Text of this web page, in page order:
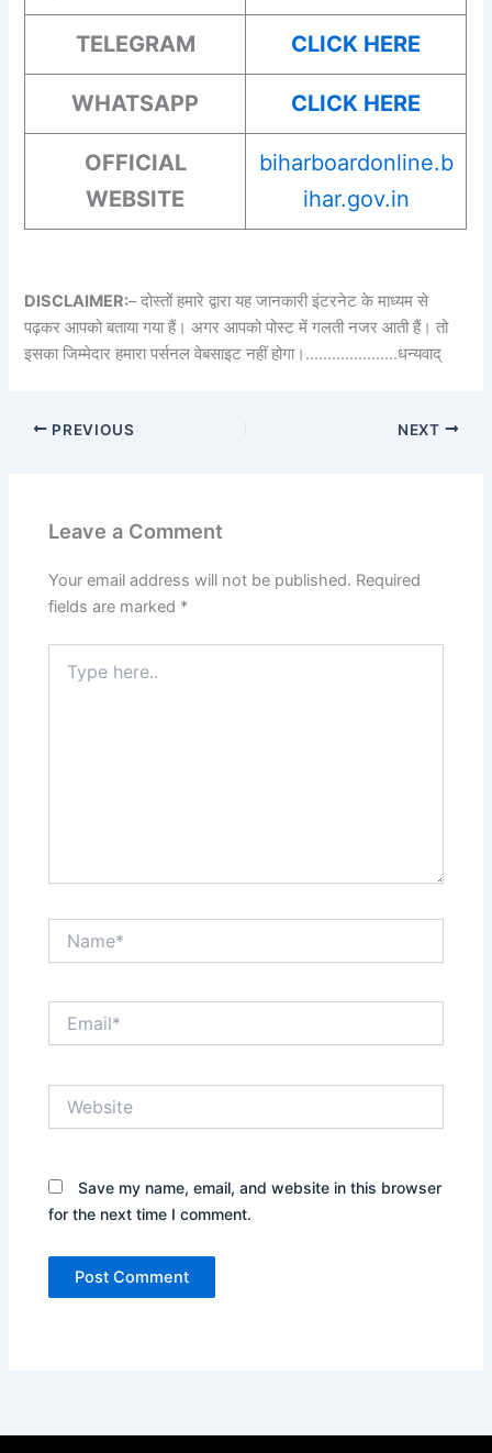
TELEGRAM CLICK HERE
WHATSAPP CLICK HERE
OFFICIAL
WEBSITE
biharboardonline.b
ihar.gov.in
DISCLAIMER:– दोस्तों हमारे द्वारा यह जानकारी इंटरनेट के माध्यम से
पढ़कर आपको बताया गया हैं। अगर आपको पोस्ट में गलती नजर आती हैं। तो
इसका जिम्मेदार हमारा पर्सनल वेबसाइट नहीं होगा।…………………धन्यवाद्
PREVIOUS NEXT
Leave a Comment
Your email address will not be published. Required
fields are marked *
here..
Save my name, email, and website in this browser
for the next time I comment.